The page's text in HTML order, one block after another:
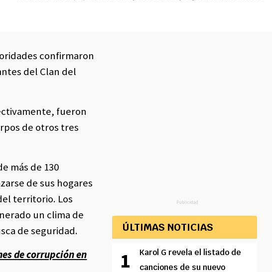
confirmaron
del Clan del
fueron
de otros tres
más de 130
de sus hogares
territorio. Los
un clima de
de seguridad.
de corrupción en
Publicidad
ÚLTIMAS NOTICIAS
Karol G revela el listado de
canciones de su nuevo